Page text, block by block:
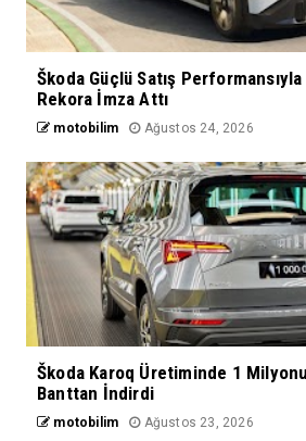
Škoda Güçlü Satış
Rekora İmza Attı
motobilim Ağustos 24, 2026
Škoda Karoq Üretiminde 1
Banttan İndirdi
motobilim Ağustos 23, 2026